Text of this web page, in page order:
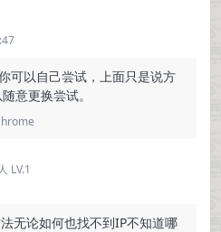
可以自己尝试，上面只是说方
意更换尝试。
LV.1
无论如何也找不到IP不知道哪